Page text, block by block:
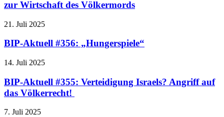
zur Wirtschaft des Völkermords
21. Juli 2025
BIP-Aktuell #356: „Hungerspiele“
14. Juli 2025
BIP-Aktuell #355: Verteidigung Israels? Angriff auf
das Völkerrecht!
7. Juli 2025